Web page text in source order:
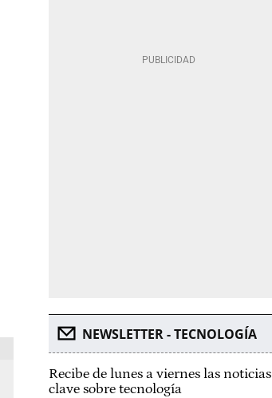
NEWSLETTER - TECNOLOGÍA
Recibe de lunes a viernes las noticias
clave sobre tecnología